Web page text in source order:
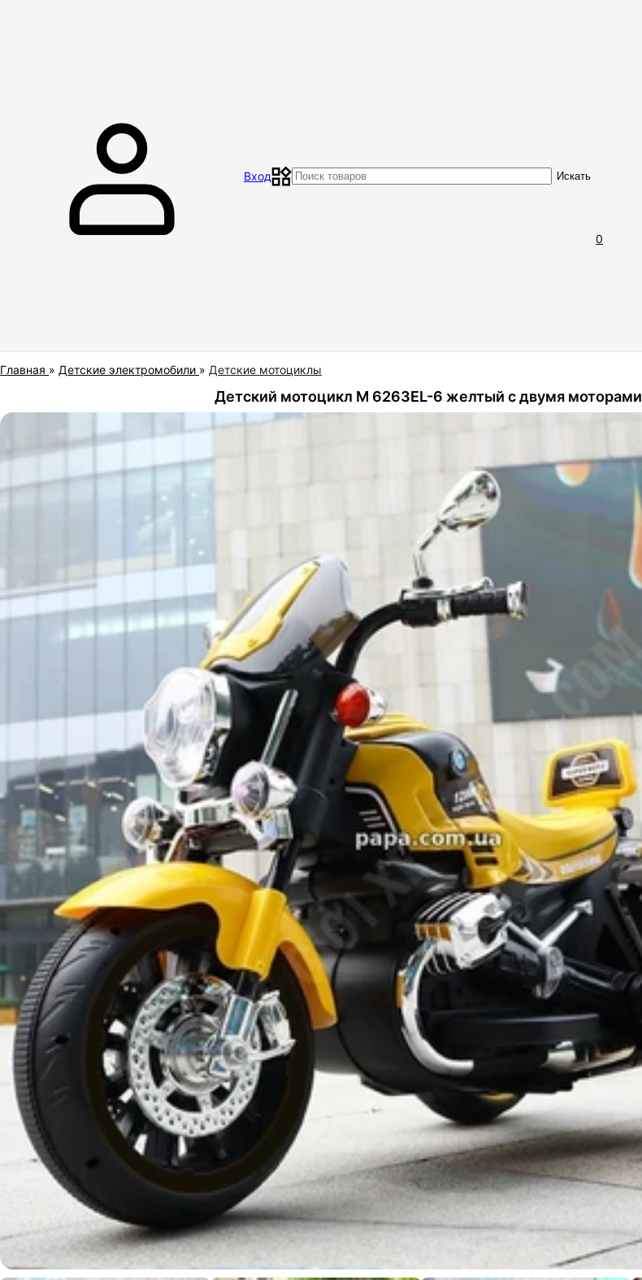
МагазинКонтакты ОтзывыДоставка и оплатаОбмен и возврат товара
Вход Искать
0
Главная » Детские электромобили » Детские мотоциклы
Детский мотоцикл M 6263EL-6 желтый с двумя моторами